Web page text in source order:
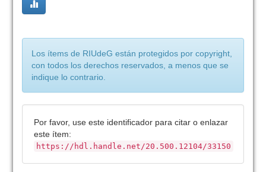
Los ítems de RIUdeG están protegidos por copyright,
con todos los derechos reservados, a menos que se
indique lo contrario.
Por favor, use este identificador para citar o enlazar
este ítem:
https://hdl.handle.net/20.500.12104/33150